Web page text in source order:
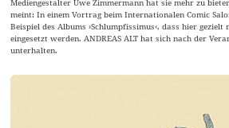
meint: In einem Vortrag beim Internationalen Comic
Beispiel des Albums ›Schlumpfissimus‹, dass hier gezielt
eingesetzt werden. ANDREAS ALT hat sich nach der
unterhalten.